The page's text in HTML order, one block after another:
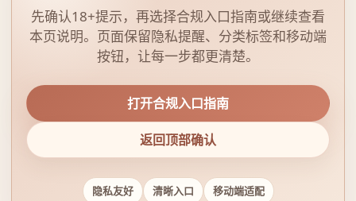
先确认18+提示，再选择合规入口指南或继续查看
本页说明。页面保留隐私提醒、分类标签和移动端
按钮，让每一步都更清楚。
打开合规入口指南
返回顶部确认
隐私友好 清晰入口 移动端适配